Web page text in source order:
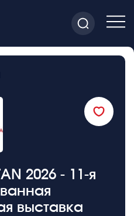
2026 - 11-я
выставка